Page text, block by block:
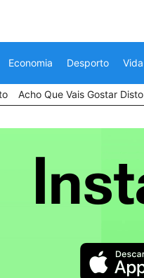
Economia Desporto Vida
Acho Que Vais Gostar Disto